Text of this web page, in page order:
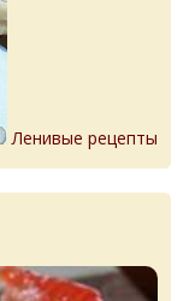
Ленивые рецепты